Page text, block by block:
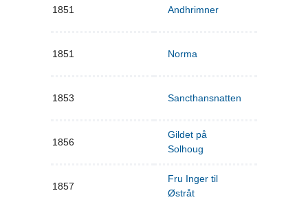
1851 Andhrimner
1851 Norma
1853 Sancthansnatten
1856
Gildet på
Solhoug
1857
Fru Inger til
Østråt